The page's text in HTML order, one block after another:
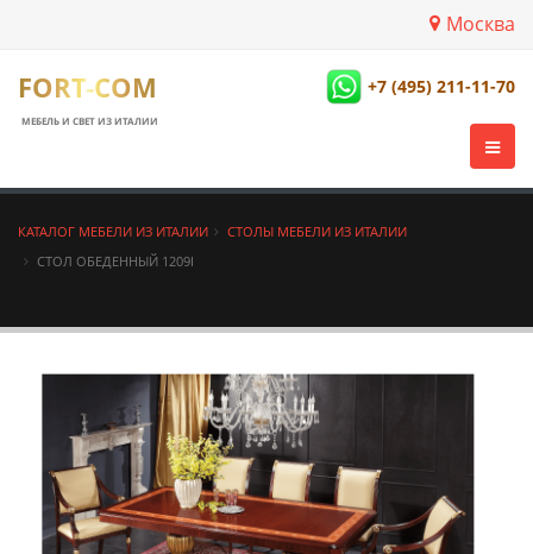
Москва
FORT-COM
МЕБЕЛЬ И СВЕТ ИЗ ИТАЛИИ
+7 (495) 211-11-70
КАТАЛОГ МЕБЕЛИ ИЗ ИТАЛИИ
СТОЛЫ МЕБЕЛИ ИЗ ИТАЛИИ
СТОЛ ОБЕДЕННЫЙ 1209I